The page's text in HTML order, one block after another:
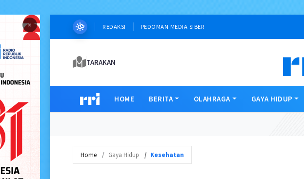
× REDAKSI PEDOMAN MEDIA SIBER
TARAKAN
HOME BERITA OLAHRAGA GAYA HIDUP
Home Gaya Hidup Kesehatan